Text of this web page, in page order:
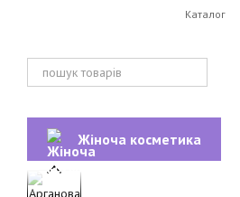
Перейти до основного контентуКаталог
Жіноча косметика